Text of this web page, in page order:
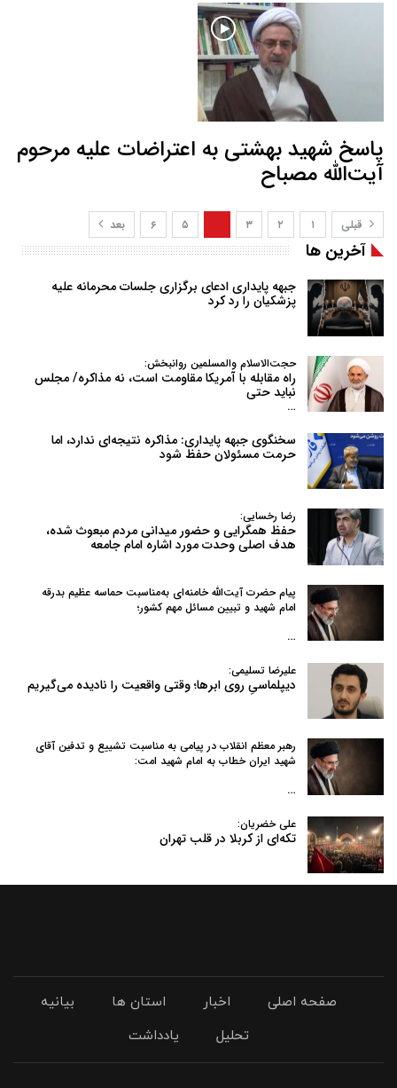
پاسخ شهید بهشتی به اعتراضات علیه مرحوم
آیت‌الله مصباح
قبلی ۱ ۲ ۳ ۵ ۶ بعد
آخرین ها
جبهه پایداری ادعای برگزاری جلسات محرمانه علیه
پزشکیان را رد کرد
حجت‌الاسلام والمسلمین روانبخش:
راه مقابله با آمریکا مقاومت است، نه مذاکره/ مجلس
نباید حتی
…
سخنگوی جبهه پایداری: مذاکره نتیجه‌ای ندارد، اما
حرمت مسئولان حفظ شود
رضا رخسایی:
حفظ همگرایی و حضور میدانی مردم مبعوث شده،
هدف اصلی وحدت مورد اشاره امام جامعه
پیام حضرت آیت‌الله خامنه‌ای به‌مناسبت حماسه عظیم بدرقه
امام شهید و تبیین مسائل مهم کشور؛
…
علیرضا تسلیمی:
دیپلماسیِ روی ابرها؛ وقتی واقعیت را نادیده می‌گیریم
رهبر معظم انقلاب در پیامی به‌ مناسبت تشییع و تدفین آقای
شهید ایران خطاب به امام شهید امت:
…
علی خضریان:
تکه‌ای از کربلا در قلب تهران
صفحه اصلی اخبار استان ها
بیانیه
تحلیل
یادداشت